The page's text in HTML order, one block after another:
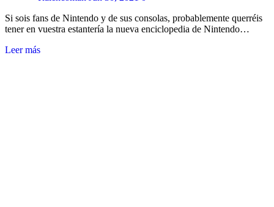
Si sois fans de Nintendo y de sus consolas, probablemente querréis
tener en vuestra estantería la nueva enciclopedia de Nintendo…
Leer más